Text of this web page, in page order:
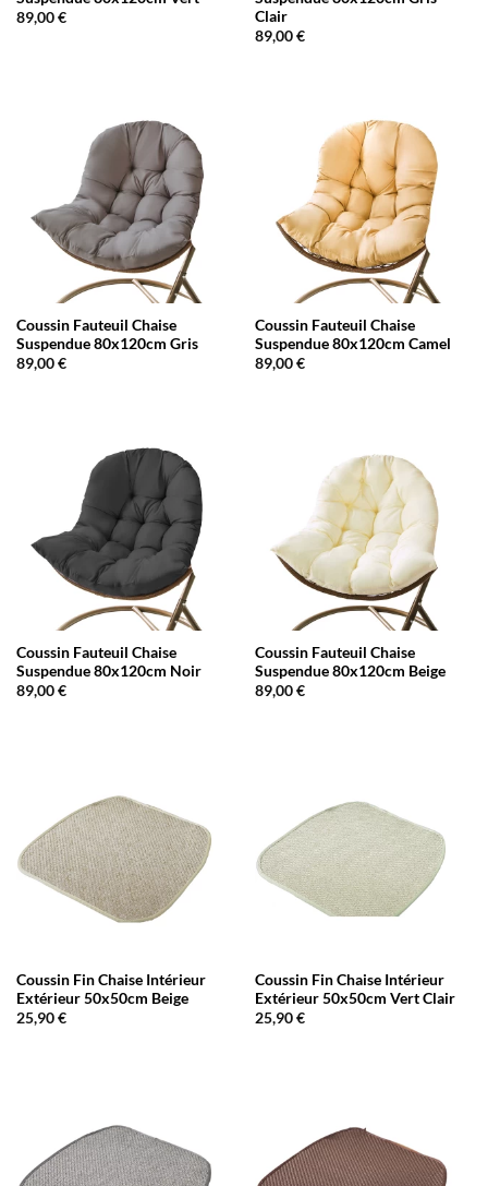
89,00€
Clair
89,00€
Coussin Fauteuil Chaise
Suspendue 80x120cm Gris
89,00€
Coussin Fauteuil Chaise
Suspendue 80x120cm Camel
89,00€
Coussin Fauteuil Chaise
Suspendue 80x120cm Noir
89,00€
Coussin Fauteuil Chaise
Suspendue 80x120cm Beige
89,00€
Coussin Fin Chaise Intérieur
Extérieur 50x50cm Beige
25,90€
Coussin Fin Chaise Intérieur
Extérieur 50x50cm Vert Clair
25,90€